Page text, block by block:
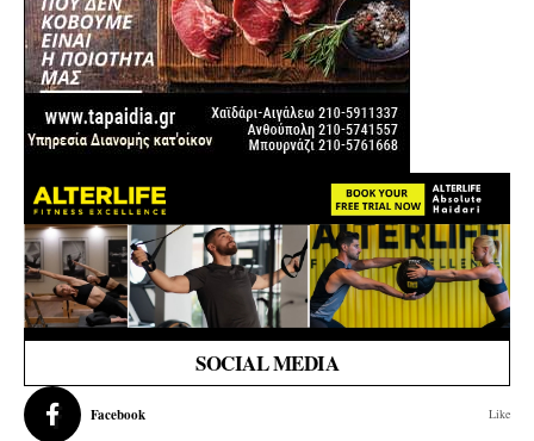
SOCIAL MEDIA
Facebook Like